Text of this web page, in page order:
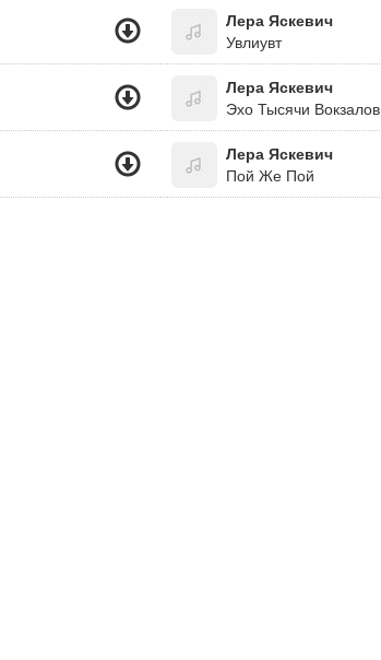
Лера Яскевич
Увлиувт
Лера Яскевич
Эхо Тысячи Вокзалов
Лера Яскевич
Пой Же Пой